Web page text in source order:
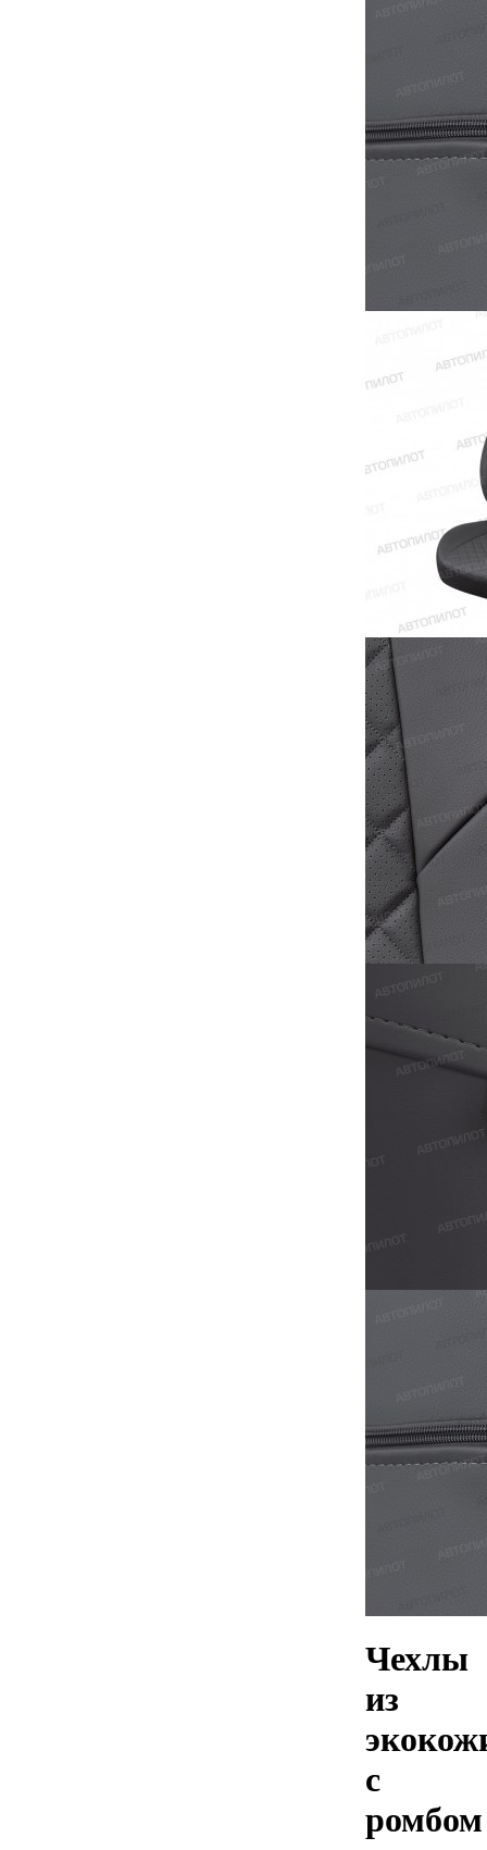
Чехлы
из
с
ромбом